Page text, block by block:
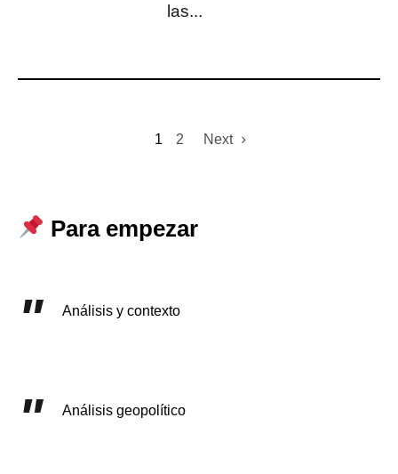
las...
1 2 Next
Para empezar
Análisis y contexto
Análisis geopolítico